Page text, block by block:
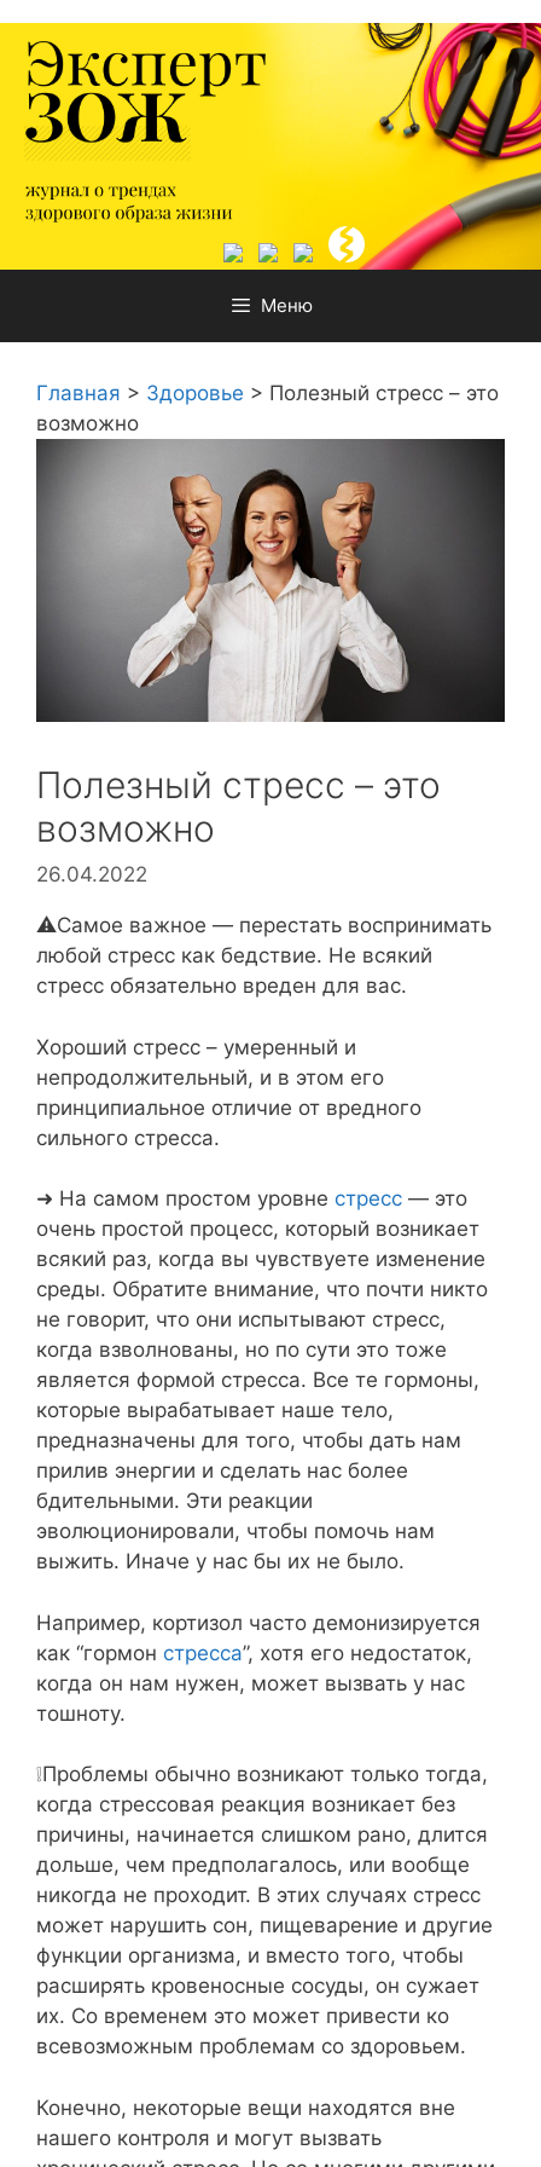
содержимому
Меню
Главная > Здоровье > Полезный стресс – это
возможно
Полезный стресс – это
возможно
26.04.2022
⚠️Самое важное — перестать воспринимать
любой стресс как бедствие. Не всякий
стресс обязательно вреден для вас.⁣⁣⠀
Хороший стресс – умеренный и
непродолжительный, и в этом его
принципиальное отличие от вредного
сильного стресса.⁣⁣⠀
➜ На самом простом уровне стресс — это
очень простой процесс, который возникает
всякий раз, когда вы чувствуете изменение
среды. Обратите внимание, что почти никто
не говорит, что они испытывают стресс,
когда взволнованы, но по сути это тоже
является формой стресса. Все те гормоны,
которые вырабатывает наше тело,
предназначены для того, чтобы дать нам
прилив энергии и сделать нас более
бдительными. Эти реакции
эволюционировали, чтобы помочь нам
выжить. Иначе у нас бы их не было. ⁣⁣⠀
Например, кортизол часто демонизируется
как “гормон стресса”, хотя его недостаток,
когда он нам нужен, может вызвать у нас
тошноту.⁣⁣⠀
❕Проблемы обычно возникают только тогда,
когда стрессовая реакция возникает без
причины, начинается слишком рано, длится
дольше, чем предполагалось, или вообще
никогда не проходит. В этих случаях стресс
может нарушить сон, пищеварение и другие
функции организма, и вместо того, чтобы
расширять кровеносные сосуды, он сужает
их. Со временем это может привести ко
всевозможным проблемам со здоровьем.⁣⁣⠀
Конечно, некоторые вещи находятся вне
нашего контроля и могут вызвать